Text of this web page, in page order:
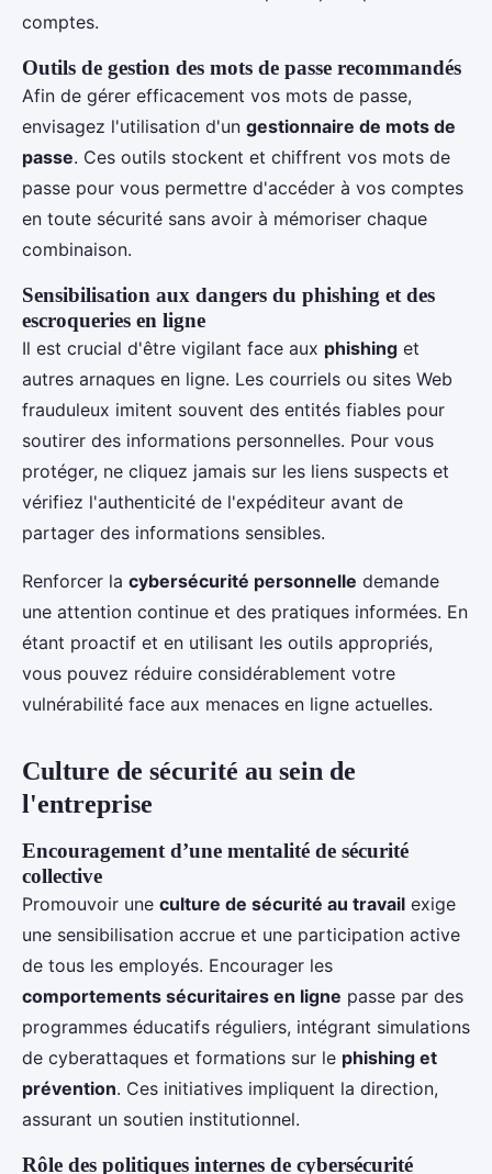
comptes.
Outils de gestion des mots de passe recommandés
Afin de gérer efficacement vos mots de passe,
envisagez l'utilisation d'un gestionnaire de mots de
passe. Ces outils stockent et chiffrent vos mots de
passe pour vous permettre d'accéder à vos comptes
en toute sécurité sans avoir à mémoriser chaque
combinaison.
Sensibilisation aux dangers du phishing et des
escroqueries en ligne
Il est crucial d'être vigilant face aux phishing et
autres arnaques en ligne. Les courriels ou sites Web
frauduleux imitent souvent des entités fiables pour
soutirer des informations personnelles. Pour vous
protéger, ne cliquez jamais sur les liens suspects et
vérifiez l'authenticité de l'expéditeur avant de
partager des informations sensibles.
Renforcer la cybersécurité personnelle demande
une attention continue et des pratiques informées. En
étant proactif et en utilisant les outils appropriés,
vous pouvez réduire considérablement votre
vulnérabilité face aux menaces en ligne actuelles.
Culture de sécurité au sein de
l'entreprise
Encouragement d’une mentalité de sécurité
collective
Promouvoir une culture de sécurité au travail exige
une sensibilisation accrue et une participation active
de tous les employés. Encourager les
comportements sécuritaires en ligne passe par des
programmes éducatifs réguliers, intégrant simulations
de cyberattaques et formations sur le phishing et
prévention. Ces initiatives impliquent la direction,
assurant un soutien institutionnel.
Rôle des politiques internes de cybersécurité